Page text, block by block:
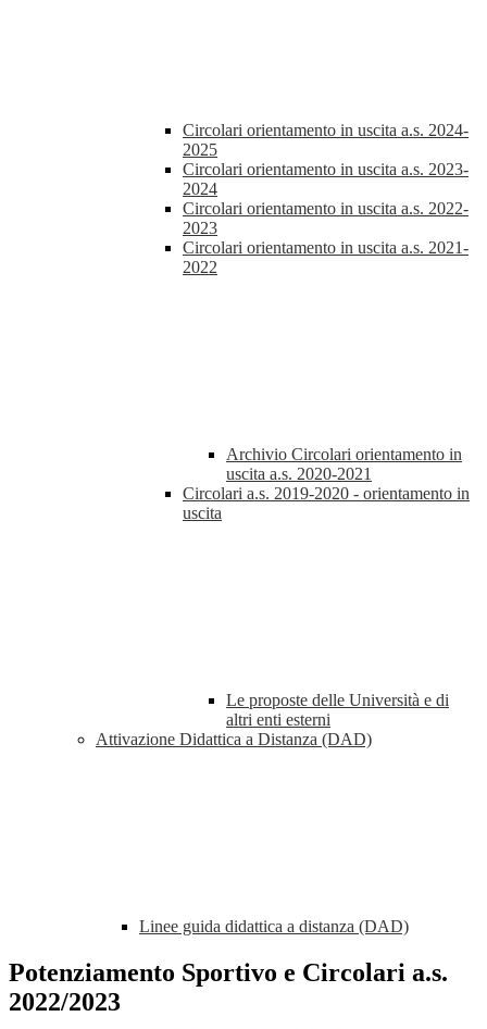
Circolari orientamento in uscita a.s. 2024-
2025
Circolari orientamento in uscita a.s. 2023-
2024
Circolari orientamento in uscita a.s. 2022-
2023
Circolari orientamento in uscita a.s. 2021-
2022
Archivio Circolari orientamento in
uscita a.s. 2020-2021
Circolari a.s. 2019-2020 - orientamento in
uscita
Le proposte delle Università e di
altri enti esterni
Attivazione Didattica a Distanza (DAD)
Linee guida didattica a distanza (DAD)
Potenziamento Sportivo e Circolari a.s.
2022/2023